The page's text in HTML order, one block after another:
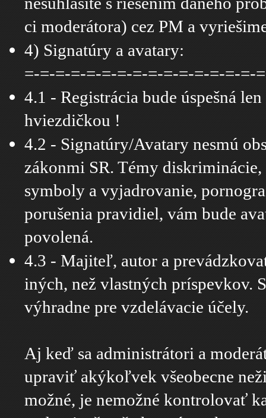
ci moderátora) cez PM a
4) Signatúry a avatary:
=-=-=-=-=-=-=-=-=-=-=-=-=-=-=-
4.1 - Registrácia bude úspešná
hviezdičkou !
4.2 - Signatúry/Avatary nesmú
zákonmi SR. Témy diskriminácie,
symboly a vyjadrovanie,
porušenia pravidiel, vám bude
povolená.
4.3 - Majiteľ, autor a
iných, než vlastných príspevkov.
výhradne pre vzdelávacie účely.
Aj keď sa administrátori a
upraviť akýkoľvek všeobecne
možné, je nemožné kontrolovať